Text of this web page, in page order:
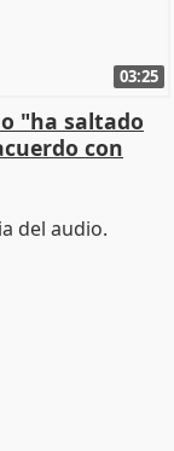
03:25
"ha saltado
con